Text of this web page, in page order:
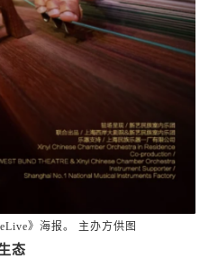
》海报。 主办方供图
态